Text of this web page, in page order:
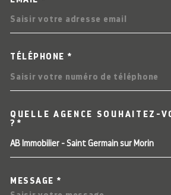
TÉLÉPHONE *
QUELLE AGENCE SOUHAITEZ-
?*
AB Immobilier - Saint Germain sur Morin
MESSAGE *